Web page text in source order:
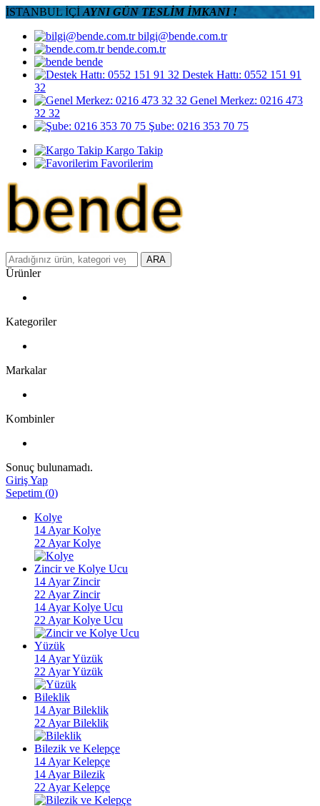
İSTANBUL İÇİ AYNI GÜN TESLİM İMKANI !
bilgi@bende.com.tr
bende.com.tr
bende
Destek Hattı: 0552 151 91
32
Genel Merkez: 0216 473
32 32
Şube: 0216 353 70 75
Kargo Takip
Favorilerim
ARA
Ürünler
Kategoriler
Markalar
Kombinler
Sonuç bulunamadı.
Giriş Yap
Sepetim (0)
Kolye
14 Ayar Kolye
22 Ayar Kolye
Zincir ve Kolye Ucu
14 Ayar Zincir
22 Ayar Zincir
14 Ayar Kolye Ucu
22 Ayar Kolye Ucu
Yüzük
14 Ayar Yüzük
22 Ayar Yüzük
Bileklik
14 Ayar Bileklik
22 Ayar Bileklik
Bilezik ve Kelepçe
14 Ayar Kelepçe
14 Ayar Bilezik
22 Ayar Kelepçe